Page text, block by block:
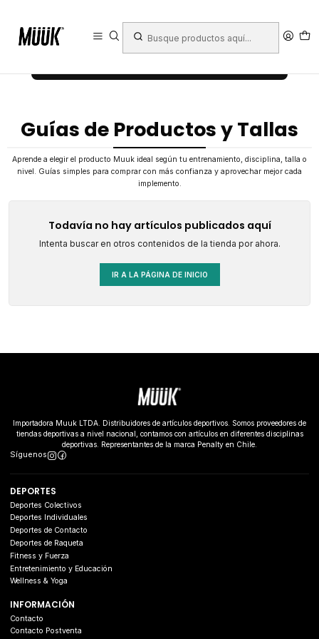
Guías de Productos y Tallas
Aprende a elegir el producto Muuk ideal según tu entrenamiento, disciplina, talla o
nivel. Guías simples para comprar con más confianza y aprovechar mejor cada
implemento.
Todavía no hay artículos publicados aquí
Intenta buscar en otros contenidos de la tienda por ahora.
IR A LA PÁGINA DE INICIO
Importadora Muuk LTDA. Distribuidores de artículos deportivos. Somos proveedores de
tiendas deportivas a nivel nacional, contamos con artículos en diferentes disciplinas
deportivas. Representantes de la marca Penalty en Chile.
Síguenos
DEPORTES
Deportes Colectivos
Deportes Individuales
Deportes de Contacto
Deportes de Raqueta
Fitness y Fuerza
Entretenimiento y Educación
Wellness & Yoga
INFORMACIÓN
Contacto
Contacto Postventa